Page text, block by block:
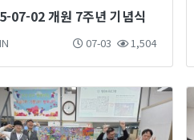
07-02 개원 7주년 기념식
07-03 1,504